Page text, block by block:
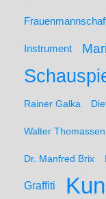
Instrument
Rainer Galka
Walter Thomassen
Dr. Manfred Brix
Graffiti